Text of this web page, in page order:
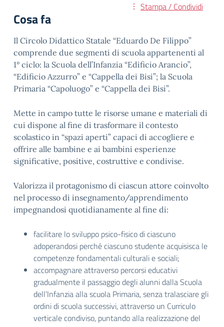
Stampa / Condividi
Cosa fa
Il Circolo Didattico Statale “Eduardo De Filippo”
comprende due segmenti di scuola appartenenti al
1° ciclo: la Scuola dell’Infanzia “Edificio Arancio”,
“Edificio Azzurro” e “Cappella dei Bisi”; la Scuola
Primaria “Capoluogo” e “Cappella dei Bisi”.
Mette in campo tutte le risorse umane e materiali di
cui dispone al fine di trasformare il contesto
scolastico in “spazi aperti” capaci di accogliere e
offrire alle bambine e ai bambini esperienze
significative, positive, costruttive e condivise.
Valorizza il protagonismo di ciascun attore coinvolto
nel processo di insegnamento/apprendimento
impegnandosi quotidianamente al fine di:
facilitare lo sviluppo psico-fisico di ciascuno
adoperandosi perché ciascuno studente acquisisca le
competenze fondamentali culturali e sociali;
accompagnare attraverso percorsi educativi
gradualmente il passaggio degli alunni dalla Scuola
dell’Infanzia alla scuola Primaria, senza tralasciare gli
ordini di scuola successivi, attraverso un Curriculo
verticale condiviso, puntando alla realizzazione del